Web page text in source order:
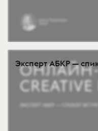
Эксперт АБКР —